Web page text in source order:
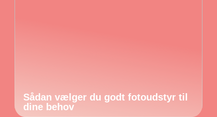
Sådan vælger du godt fotoudstyr til
dine behov